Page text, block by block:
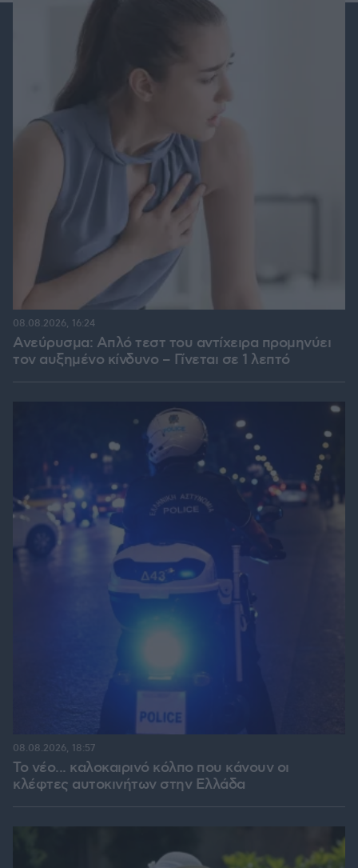
Ανεύρυσμα: Απλό τεστ του αντίχειρα προμηνύει
τον αυξημένο κίνδυνο – Γίνεται σε 1 λεπτό
08.08.2026, 16:24
Το νέο... καλοκαιρινό κόλπο που κάνουν οι
κλέφτες αυτοκινήτων στην Ελλάδα
08.08.2026, 18:57